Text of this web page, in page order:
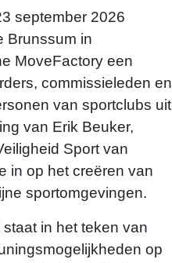
september 2026
Brunssum in
MoveFactory een
commissieleden en
van sportclubs uit
van Erik Beuker,
Sport van
in op het creëren van
sportomgevingen.
in het teken van
op